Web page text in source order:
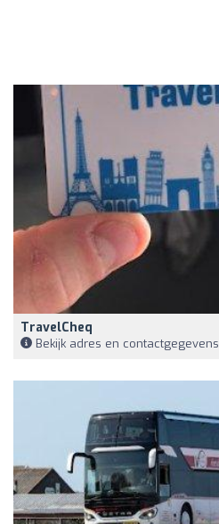
TravelCheq
Bekijk adres en contactgegevens